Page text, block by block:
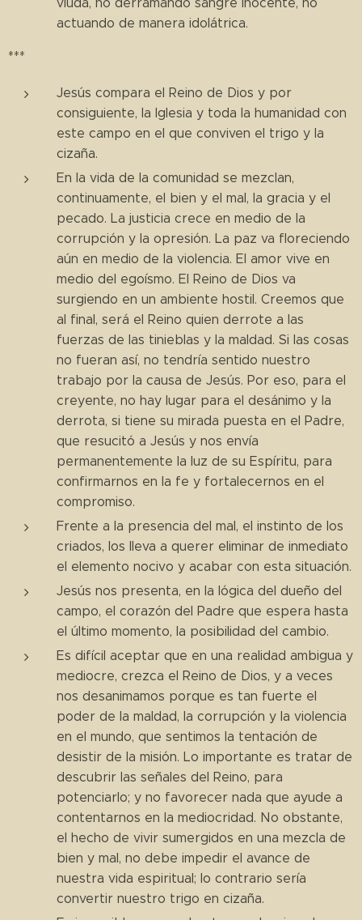
actuando de manera idolátrica.
***
Jesús compara el Reino de Dios y por
consiguiente, la Iglesia y toda la humanidad con
este campo en el que conviven el trigo y la
cizaña.
En la vida de la comunidad se mezclan,
continuamente, el bien y el mal, la gracia y el
pecado. La justicia crece en medio de la
corrupción y la opresión. La paz va floreciendo
aún en medio de la violencia. El amor vive en
medio del egoísmo. El Reino de Dios va
surgiendo en un ambiente hostil. Creemos que
al final, será el Reino quien derrote a las
fuerzas de las tinieblas y la maldad. Si las cosas
no fueran así, no tendría sentido nuestro
trabajo por la causa de Jesús. Por eso, para el
creyente, no hay lugar para el desánimo y la
derrota, si tiene su mirada puesta en el Padre,
que resucitó a Jesús y nos envía
permanentemente la luz de su Espíritu, para
confirmarnos en la fe y fortalecernos en el
compromiso.
Frente a la presencia del mal, el instinto de los
criados, los lleva a querer eliminar de inmediato
el elemento nocivo y acabar con esta situación.
Jesús nos presenta, en la lógica del dueño del
campo, el corazón del Padre que espera hasta
el último momento, la posibilidad del cambio.
Es difícil aceptar que en una realidad ambigua y
mediocre, crezca el Reino de Dios, y a veces
nos desanimamos porque es tan fuerte el
poder de la maldad, la corrupción y la violencia
en el mundo, que sentimos la tentación de
desistir de la misión. Lo importante es tratar de
descubrir las señales del Reino, para
potenciarlo; y no favorecer nada que ayude a
contentarnos en la mediocridad. No obstante,
el hecho de vivir sumergidos en una mezcla de
bien y mal, no debe impedir el avance de
nuestra vida espiritual; lo contrario sería
convertir nuestro trigo en cizaña.